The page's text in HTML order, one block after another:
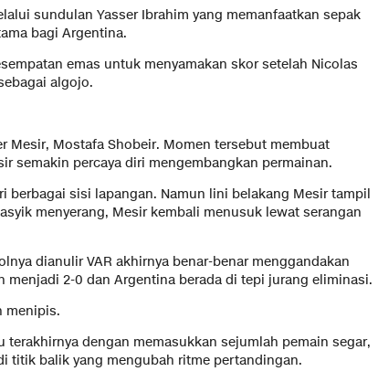
sundulan Yasser Ibrahim yang memanfaatkan sepak
bagi Argentina.
emas untuk menyamakan skor setelah Nicolas
algojo.
Mesir, Mostafa Shobeir. Momen tersebut membuat
semakin percaya diri mengembangkan permainan.
berbagai sisi lapangan. Namun lini belakang Mesir tampil
menyerang, Mesir kembali menusuk lewat serangan
dianulir VAR akhirnya benar-benar menggandakan
menjadi 2-0 dan Argentina berada di tepi jurang eliminasi.
menipis.
dengan memasukkan sejumlah pemain segar,
titik balik yang mengubah ritme pertandingan.